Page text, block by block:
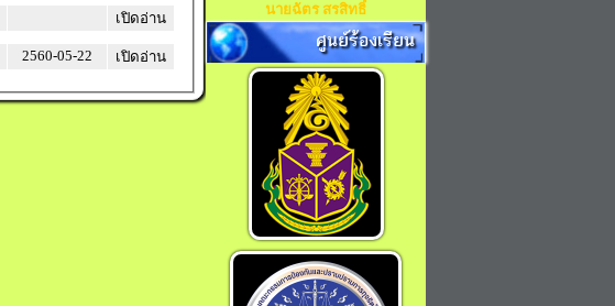
เปิดอ่าน
2560-05-22 เปิดอ่าน
นายฉัตร สรสิทธิ์
ศูนย์ร้องเรียน